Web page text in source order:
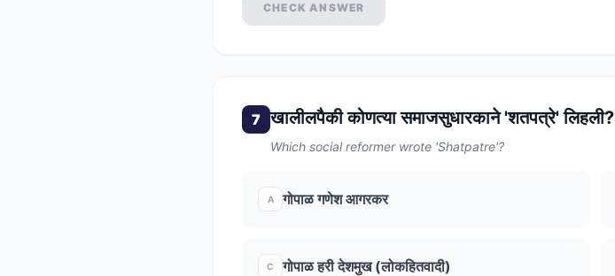
CHECK ANSWER
7 खालीलपैकी कोणत्या समाजसुधारकाने 'शतपत्रे' लिहली?
Which social reformer wrote 'Shatpatre'?
A गोपाळ गणेश आगरकर
C गोपाळ हरी देशमुख (लोकहितवादी)